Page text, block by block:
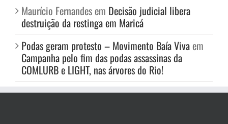
Maurício Fernandes em Decisão judicial libera
destruição da restinga em Maricá
Podas geram protesto – Movimento Baía Viva em
Campanha pelo fim das podas assassinas da
COMLURB e LIGHT, nas árvores do Rio!